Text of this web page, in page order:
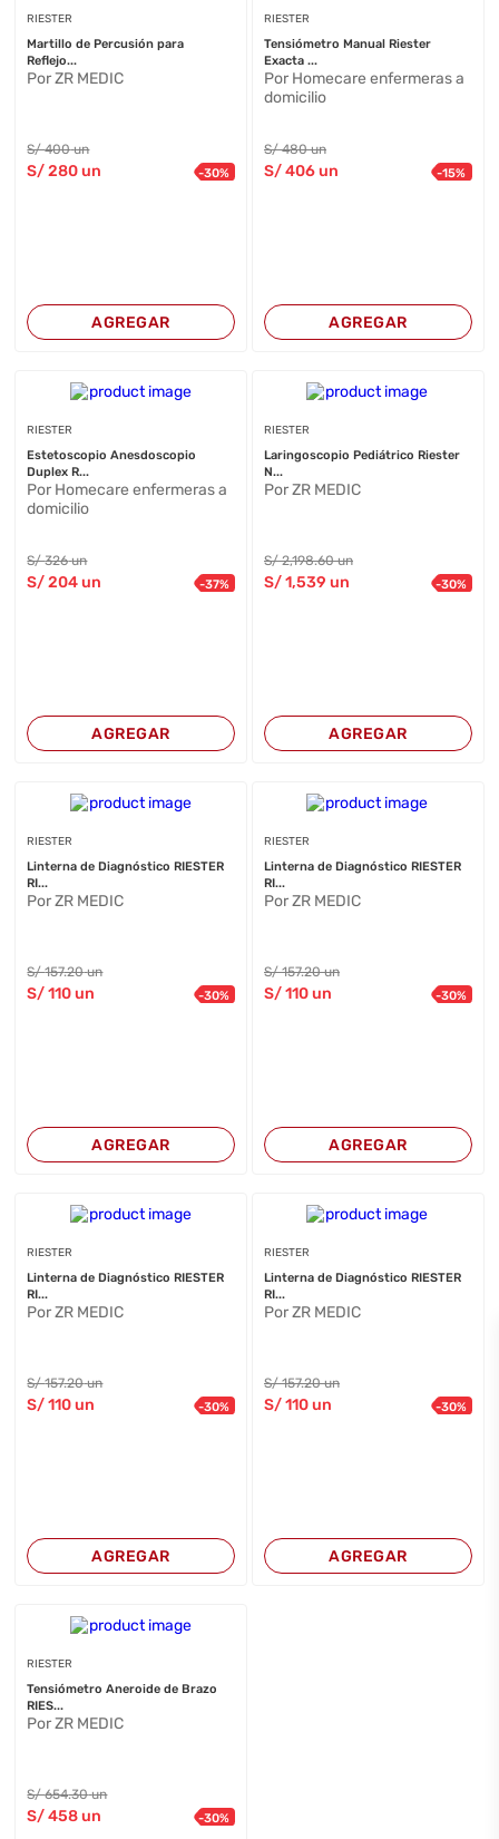
RIESTER
Martillo de Percusión para
Reflejo...
Por ZR MEDIC
S/400 un
S/280 un -30%
AGREGAR
RIESTER
Tensiómetro Manual Riester
Exacta ...
Por Homecare enfermeras a
domicilio
S/480 un
S/406un -15%
AGREGAR
RIESTER
Estetoscopio Anesdoscopio
Duplex R...
Por Homecare enfermeras a
domicilio
S/326 un
S/204 un -37%
AGREGAR
RIESTER
Laringoscopio Pediátrico Riester
N...
Por ZR MEDIC
S/2,198.60 un
S/1,539 un -30%
AGREGAR
RIESTER
Linterna de Diagnóstico RIESTER
RI...
Por ZR MEDIC
S/157.20 un
S/110 un -30%
AGREGAR
RIESTER
Linterna de Diagnóstico RIESTER
RI...
Por ZR MEDIC
S/157.20 un
S/110un -30%
AGREGAR
RIESTER
Linterna de Diagnóstico RIESTER
RI...
Por ZR MEDIC
S/157.20 un
S/110 un -30%
AGREGAR
RIESTER
Linterna de Diagnóstico RIESTER
RI...
Por ZR MEDIC
S/157.20 un
S/110un -30%
AGREGAR
RIESTER
Tensiómetro Aneroide de Brazo
RIES...
Por ZR MEDIC
S/654.30 un
S/458 un -30%